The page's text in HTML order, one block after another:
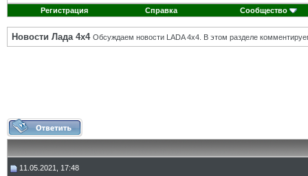
Регистрация Справка Сообщество
Новости Лада 4х4 Обсуждаем новости LADA 4x4. В этом разделе
11.05.2021, 17:48